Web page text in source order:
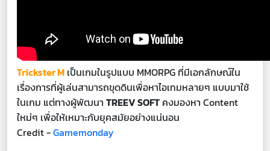
Trickster M เป็นเกมในรูปแบบ MMORPG ที่มีเอกลักษณ์ใน
เรื่องการที่ผู้เล่นสามารถขุดดินเพื่อหาไอเทมหลายๆ แบบมาใช้
ในเกม แต่ทางผู้พัฒนา TREEV SOFT คงมองหา Content
ใหม่ๆ เพื่อให้เหมาะกับยุคสมัยอย่างแน่นอน
Credit -Gamemonday